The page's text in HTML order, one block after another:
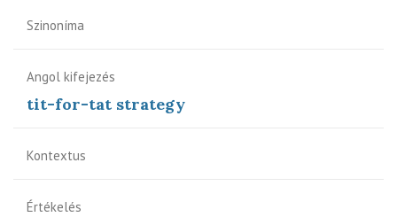
Szinoníma
Angol kifejezés
tit-for-tat strategy
Kontextus
Értékelés